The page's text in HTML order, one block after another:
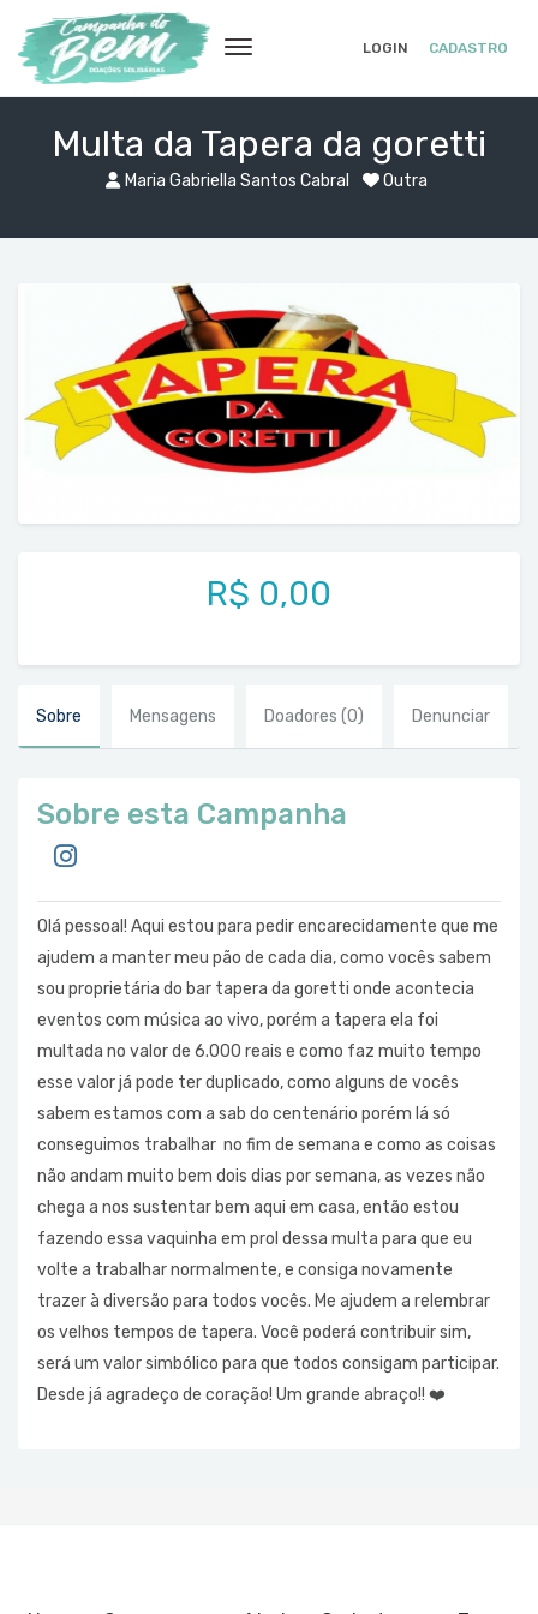
LOGIN CADASTRO
Multa da Tapera da goretti
Maria Gabriella Santos Cabral Outra
R$ 0,00
Sobre Mensagens Doadores (0) Denunciar
Sobre esta Campanha
Olá pessoal! Aqui estou para pedir encarecidamente que me
ajudem a manter meu pão de cada dia, como vocês sabem
sou proprietária do bar tapera da goretti onde acontecia
eventos com música ao vivo, porém a tapera ela foi
multada no valor de 6.000 reais e como faz muito tempo
esse valor já pode ter duplicado, como alguns de vocês
sabem estamos com a sab do centenário porém lá só
conseguimos trabalhar no fim de semana e como as coisas
não andam muito bem dois dias por semana, as vezes não
chega a nos sustentar bem aqui em casa, então estou
fazendo essa vaquinha em prol dessa multa para que eu
volte a trabalhar normalmente, e consiga novamente
trazer à diversão para todos vocês. Me ajudem a relembrar
os velhos tempos de tapera. Você poderá contribuir sim,
será um valor simbólico para que todos consigam participar.
Desde já agradeço de coração! Um grande abraço!! ❤️